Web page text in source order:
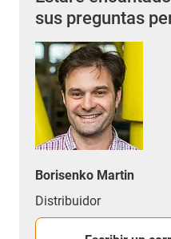
sus preguntas
Borisenko Martin
Distribuidor